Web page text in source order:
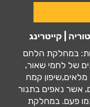
| קייטרינג
במחלקת הלחם
סוגים שונים של לחמי שאור,
קמח
אשר נאפים בתנור
פעם. במחלקת